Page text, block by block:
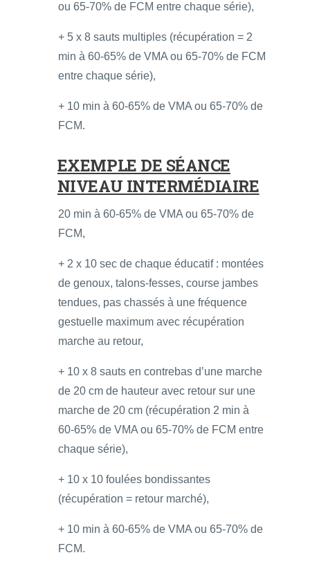
ou 65-70% de FCM entre chaque série),
+ 5 x 8 sauts multiples (récupération = 2
min à 60-65% de VMA ou 65-70% de FCM
entre chaque série),
+ 10 min à 60-65% de VMA ou 65-70% de
FCM.
EXEMPLE DE SÉANCE
NIVEAU INTERMÉDIAIRE
20 min à 60-65% de VMA ou 65-70% de
FCM,
+ 2 x 10 sec de chaque éducatif : montées
de genoux, talons-fesses, course jambes
tendues, pas chassés à une fréquence
gestuelle maximum avec récupération
marche au retour,
+ 10 x 8 sauts en contrebas d’une marche
de 20 cm de hauteur avec retour sur une
marche de 20 cm (récupération 2 min à
60-65% de VMA ou 65-70% de FCM entre
chaque série),
+ 10 x 10 foulées bondissantes
(récupération = retour marché),
+ 10 min à 60-65% de VMA ou 65-70% de
FCM.